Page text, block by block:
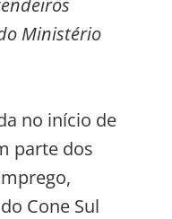
Ministério
no início de
parte dos
Cone Sul